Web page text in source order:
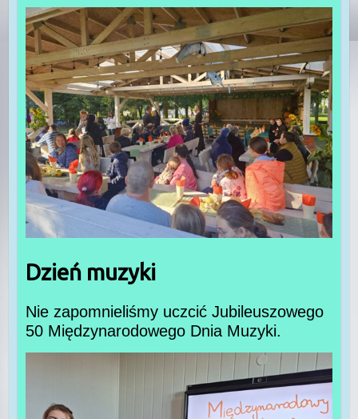
Dzień muzyki
Nie zapomnieliśmy uczcić Jubileuszowego
50 Międzynarodowego Dnia Muzyki.